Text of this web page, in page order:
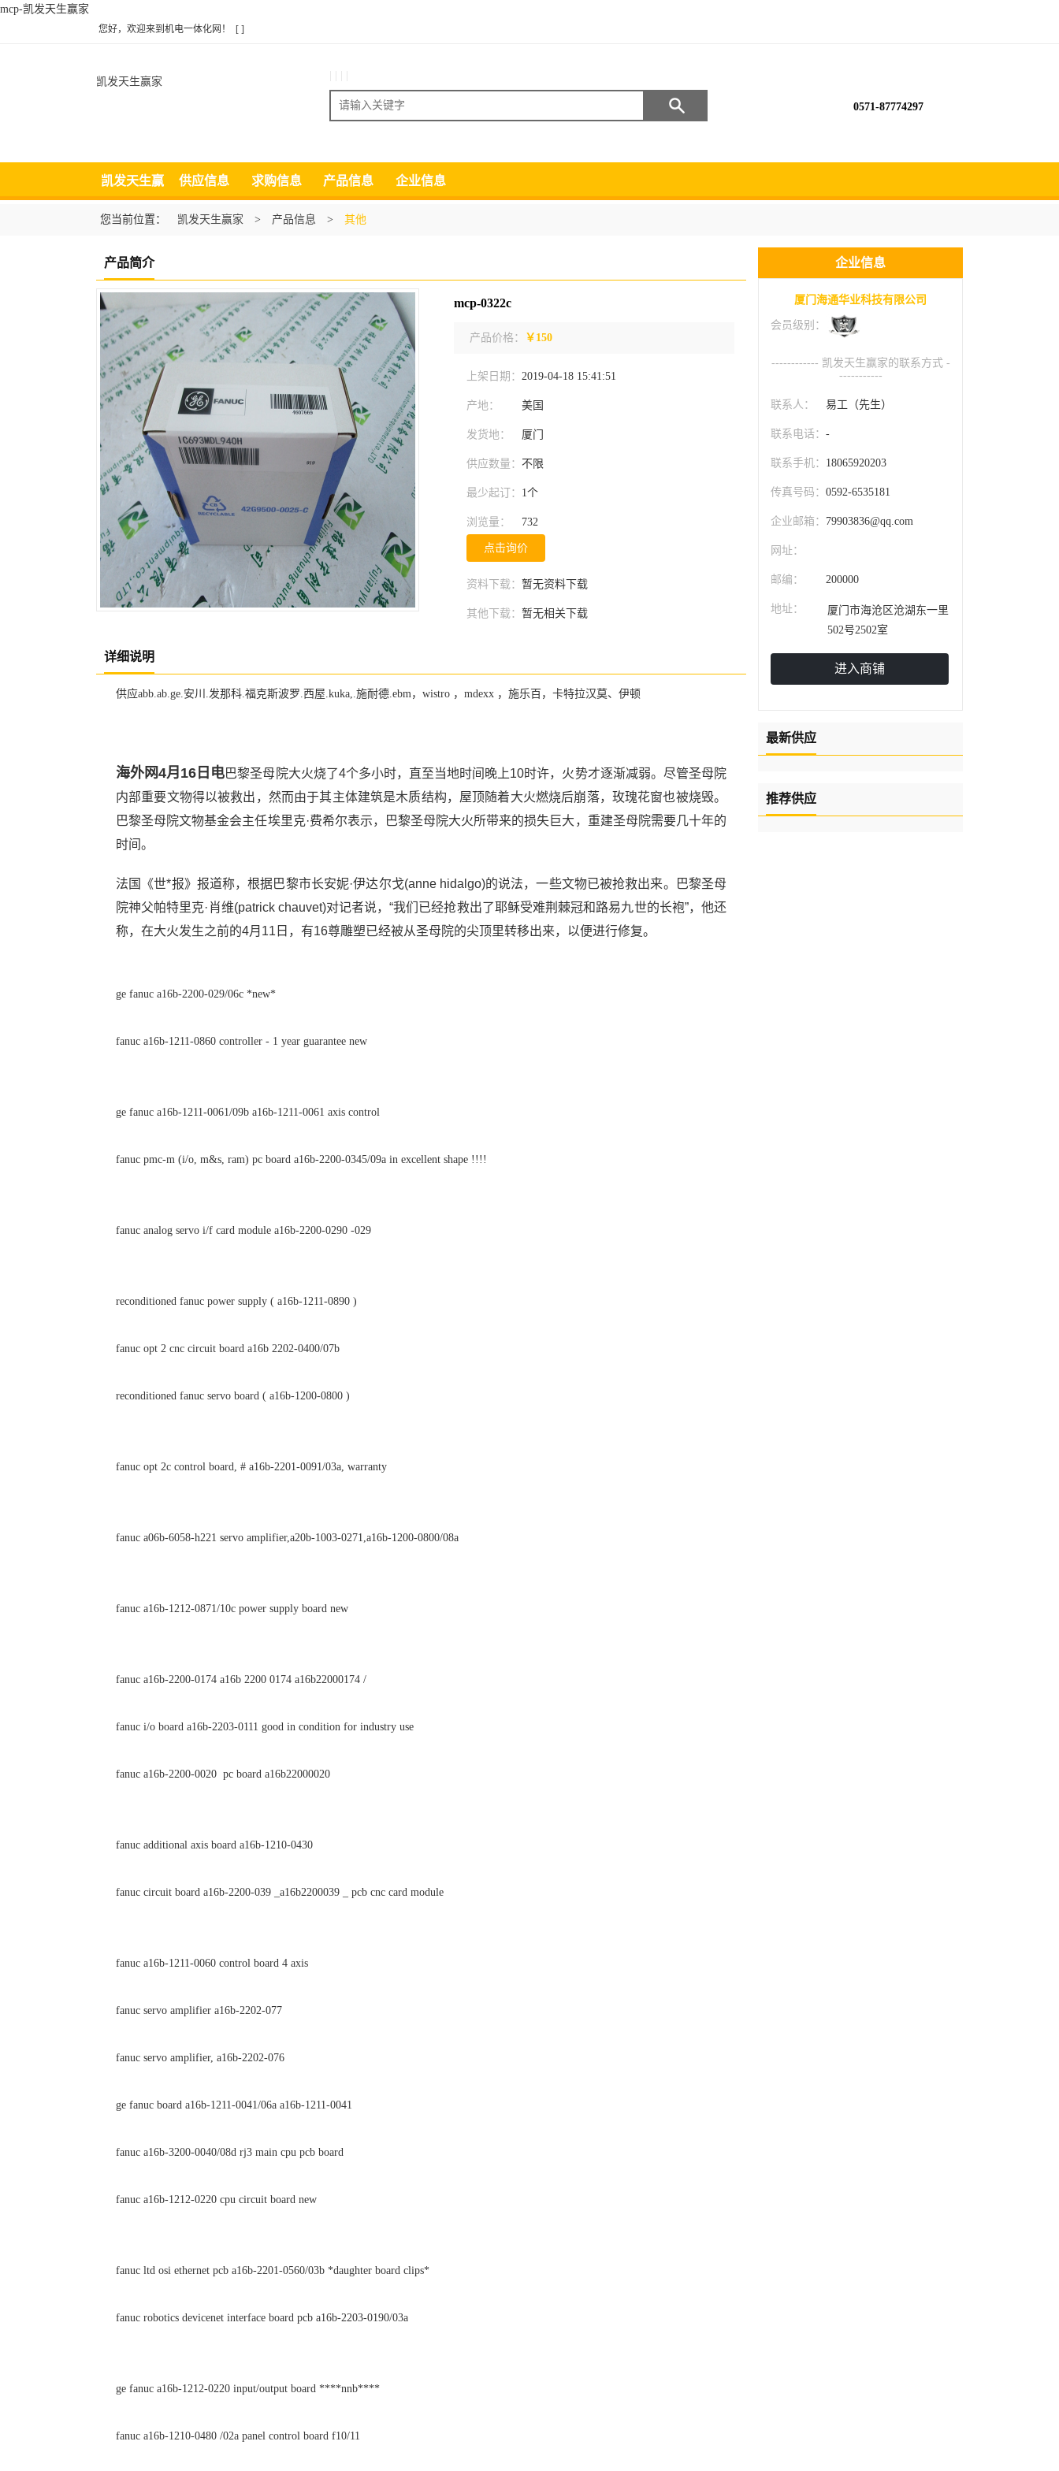
mcp-凯发天生赢家
您好，欢迎来到机电一体化网！ [ ]
凯发天生赢家
搜索 0571-87774297
凯发天生赢
家
供应信息 求购信息 产品信息 企业信息
您当前位置： 凯发天生赢家 > 产品信息 > 其他
产品简介
mcp-0322c
产品价格： ￥150
上架日期： 2019-04-18 15:41:51
产地： 美国
发货地： 厦门
供应数量： 不限
最少起订： 1个
浏览量： 732
点击询价
资料下载： 暂无资料下载
其他下载： 暂无相关下载
详细说明
供应abb.ab.ge.安川.发那科.福克斯波罗.西屋.kuka,.施耐德.ebm，wistro ，mdexx ，施乐百，卡特拉汉莫、伊顿
海外网4月16日电巴黎圣母院大火烧了4个多小时，直至当地时间晚上10时许，火势才逐渐减弱。尽管圣母院
内部重要文物得以被救出，然而由于其主体建筑是木质结构，屋顶随着大火燃烧后崩落，玫瑰花窗也被烧毁。
巴黎圣母院文物基金会主任埃里克·费希尔表示，巴黎圣母院大火所带来的损失巨大，重建圣母院需要几十年的
时间。
法国《世*报》报道称，根据巴黎市长安妮·伊达尔戈(anne hidalgo)的说法，一些文物已被抢救出来。巴黎圣母
院神父帕特里克·肖维(patrick chauvet)对记者说，“我们已经抢救出了耶稣受难荆棘冠和路易九世的长袍”，他还
称，在大火发生之前的4月11日，有16尊雕塑已经被从圣母院的尖顶里转移出来，以便进行修复。
ge fanuc a16b-2200-029/06c *new*
fanuc a16b-1211-0860 controller - 1 year guarantee new
ge fanuc a16b-1211-0061/09b a16b-1211-0061 axis control
fanuc pmc-m (i/o, m&s, ram) pc board a16b-2200-0345/09a in excellent shape !!!!
fanuc analog servo i/f card module a16b-2200-0290 -029
reconditioned fanuc power supply ( a16b-1211-0890 )
fanuc opt 2 cnc circuit board a16b 2202-0400/07b
reconditioned fanuc servo board ( a16b-1200-0800 )
fanuc opt 2c control board, # a16b-2201-0091/03a, warranty
fanuc a06b-6058-h221 servo amplifier,a20b-1003-0271,a16b-1200-0800/08a
fanuc a16b-1212-0871/10c power supply board new
fanuc a16b-2200-0174 a16b 2200 0174 a16b22000174 /
fanuc i/o board a16b-2203-0111 good in condition for industry use
fanuc a16b-2200-0020 pc board a16b22000020
fanuc additional axis board a16b-1210-0430
fanuc circuit board a16b-2200-039 _a16b2200039 _ pcb cnc card module
fanuc a16b-1211-0060 control board 4 axis
fanuc servo amplifier a16b-2202-077
fanuc servo amplifier, a16b-2202-076
ge fanuc board a16b-1211-0041/06a a16b-1211-0041
fanuc a16b-3200-0040/08d rj3 main cpu pcb board
fanuc a16b-1212-0220 cpu circuit board new
fanuc ltd osi ethernet pcb a16b-2201-0560/03b *daughter board clips*
fanuc robotics devicenet interface board pcb a16b-2203-0190/03a
ge fanuc a16b-1212-0220 input/output board ****nnb****
fanuc a16b-1210-0480 /02a panel control board f10/11
企业信息
厦门海通华业科技有限公司
会员级别：
------------ 凯发天生赢家的联系方式 -
-----------
联系人： 易工（先生）
联系电话： -
联系手机： 18065920203
传真号码： 0592-6535181
企业邮箱： 79903836@qq.com
网址：
邮编： 200000
地址：
厦门市海沧区沧湖东一里
502号2502室
进入商铺
最新供应
推荐供应